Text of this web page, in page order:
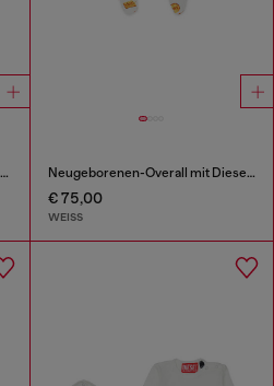
Cardigan mit Kaschmiranteil und Muschelkragen Neugeborenen-Overall mit Diesel Biscotto Print
€ 75,00
WEISS